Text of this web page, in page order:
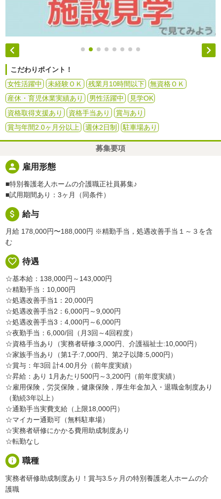
 
こだわりポイント！
女性活躍中
未経験ＯＫ 残業月10時間以下
無資格ＯＫ
産休・育児休業実績あり
男性活躍中
見学OK
資格取得支援あり
資格手当あり
賞与あり
賞与年間2.0ヶ月分以上
週休2日制 駐車場あり
募集要項
person 雇用形態
■特別養護老人ホームの介護職正社員募集♪
■試用期間あり：3ヶ月（同条件）
attach_money 給与
月給 178,000円〜188,000円 ※精勤手当，処遇改善手当１～３を含
む
favorite_border 待遇
☆基本給：138,000円～143,000円
☆精勤手当：10,000円
☆処遇改善手当1：20,000円
☆処遇改善手当2：6,000円～9,000円
☆処遇改善手当3：4,000円～6,000円
☆夜勤手当：6,000/回（月3回～4回程度）
☆資格手当あり（実務者研修:3,000円、介護福祉士:10,000円）
☆家族手当あり（第1子:7,000円、第2子以降:5,000円）
☆賞与：年3回 計4.00月分（前年度実績）
☆昇給：あり 1月あたり500円～3,200円（前年度実績）
☆雇用保険，労災保険，健康保険，厚生年金加入・退職金制度あり
（勤続3年以上）
☆通勤手当実費支給（上限18,000円）
☆マイカー通勤可（無料駐車場）
☆実務者研修にかかる費用助成制度あり
☆転勤なし
info 職種
実務者研修助成制度あり！賞与3.5ヶ月の特別養護老人ホームの介
護職